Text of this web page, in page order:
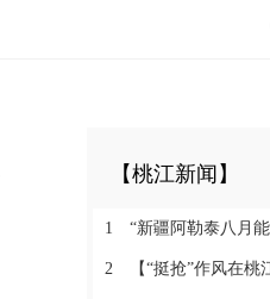
【桃江新闻】
1 “新疆阿勒泰八月能滑
2 【“挺抢”作风在桃江】胡长